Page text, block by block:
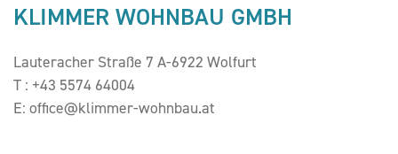
KLIMMER WOHNBAU GMBH
Lauteracher Straße 7 A-6922 Wolfurt
T : +43 5574 64004
E: office@klimmer-wohnbau.at